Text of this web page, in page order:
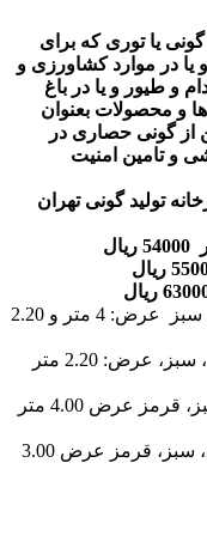
یا توری که برای
در موارد کشاورزی و
و طیور و یا در باغ
و محصولات بعنوان
از گونی حصاری در
و تامین امنیت
تولید گونی تهران
قیمت توری حصاری پلاستیکی سفید، زرد، سبز عرض: 4 متر و 2.20
قیمت توری حصاری باغی رنگ: سفید، زرد، سبز، عرض: 2.20 متر
قیمت توری حصاری اصفهان رنگ: زرد، سبز، قرمز عرض 4.00 متر
قیمت توری حصاری تبریز رنگ: سفید، زرد، سبز، قرمز عرض 3.00